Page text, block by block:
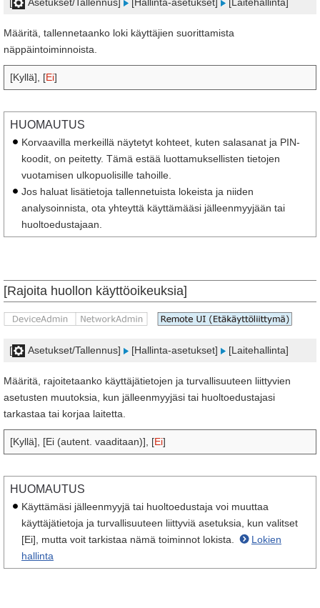
Määritä, tallennetaanko loki käyttäjien suorittamista
näppäintoiminnoista.
[Kyllä], [Ei]
HUOMAUTUS
Korvaavilla merkeillä näytetyt kohteet, kuten salasanat ja PIN-
koodit, on peitetty. Tämä estää luottamuksellisten tietojen
vuotamisen ulkopuolisille tahoille.
Jos haluat lisätietoja tallennetuista lokeista ja niiden
analysoinnista, ota yhteyttä käyttämääsi jälleenmyyjään tai
huoltoedustajaan.
[Rajoita huollon käyttöoikeuksia]
[ Asetukset/Tallennus] [Hallinta-asetukset] [Laitehallinta]
Määritä, rajoitetaanko käyttäjätietojen ja turvallisuuteen liittyvien
asetusten muutoksia, kun jälleenmyyjäsi tai huoltoedustajasi
tarkastaa tai korjaa laitetta.
[Kyllä], [Ei (autent. vaaditaan)], [Ei]
HUOMAUTUS
Käyttämäsi jälleenmyyjä tai huoltoedustaja voi muuttaa
käyttäjätietoja ja turvallisuuteen liittyviä asetuksia, kun valitset
[Ei], mutta voit tarkistaa nämä toiminnot lokista.
Lokien
hallinta